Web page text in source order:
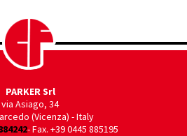
PARKER Srl
via Asiago, 34
(Vicenza) - Italy
- Fax. +39 0445 885195